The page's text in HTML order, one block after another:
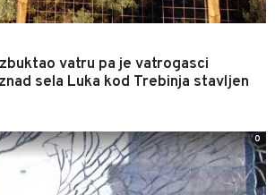
vatru pa je vatrogasci
sela Luka kod Trebinja stavljen
0